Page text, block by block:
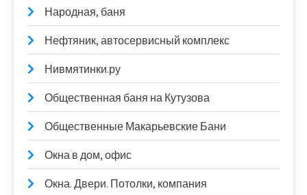
Народная, баня
Нефтяник, автосервисный комплекс
Нивмятинки.ру
Общественная баня на Кутузова
Общественные Макарьевские Бани
Окна в дом, офис
Окна. Двери. Потолки, компания